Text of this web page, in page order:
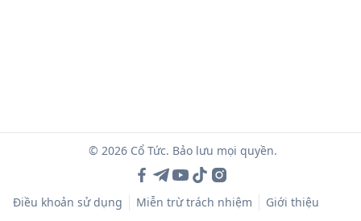
© 2026 Cổ Tức. Bảo lưu mọi quyền.
Điều khoản sử dụng Miễn trừ trách nhiệm Giới thiệu